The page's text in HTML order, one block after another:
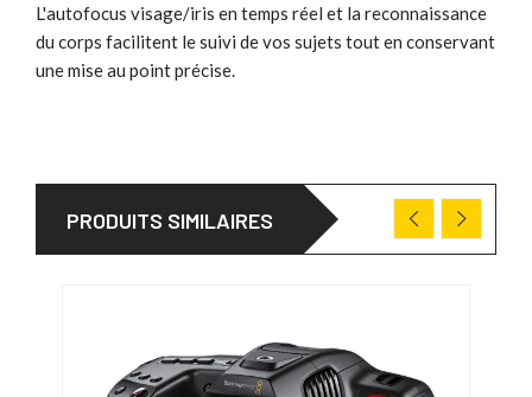
L'autofocus visage/iris en temps réel et la reconnaissance
du corps facilitent le suivi de vos sujets tout en conservant
une mise au point précise.
PRODUITS SIMILAIRES